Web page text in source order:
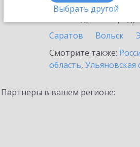
Выбрать другой
Ознакомьтесь с
Саратов
Вольск
Смотрите также:
область, Ульяновская
Партнеры в вашем регионе: